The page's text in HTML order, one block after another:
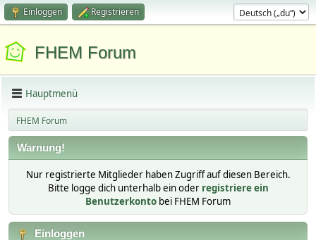
Einloggen Registrieren
FHEM Forum
Hauptmenü
FHEM Forum
Warnung!
Nur registrierte Mitglieder haben Zugriff auf diesen Bereich.
Bitte logge dich unterhalb ein oder registriere ein
Benutzerkonto bei FHEM Forum
Einloggen